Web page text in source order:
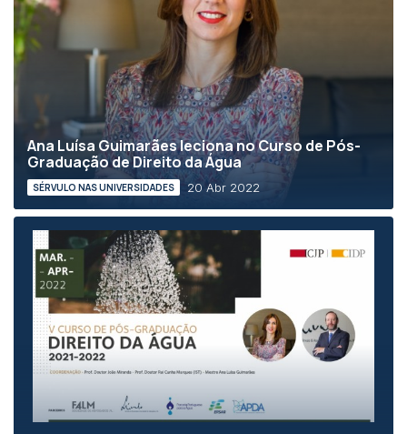
Ana Luísa Guimarães leciona no Curso de Pós-
Graduação de Direito da Água
SÉRVULO NAS UNIVERSIDADES 20 Abr 2022